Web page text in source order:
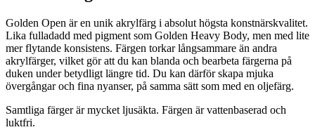
Golden Open är en unik akrylfärg i absolut högsta konstnärskvalitet.
Lika fulladadd med pigment som Golden Heavy Body, men med lite
mer flytande konsistens. Färgen torkar långsammare än andra
akrylfärger, vilket gör att du kan blanda och bearbeta färgerna på
duken under betydligt längre tid. Du kan därför skapa mjuka
övergångar och fina nyanser, på samma sätt som med en oljefärg.
Samtliga färger är mycket ljusäkta. Färgen är vattenbaserad och
luktfri.